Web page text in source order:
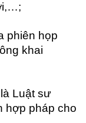
phiên họp
khai
Luật sư
hợp pháp cho